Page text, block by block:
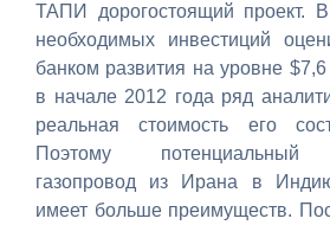
ТАПИ дорогостоящий проект.
необходимых инвестиций
банком развития на уровне
в начале 2012 года ряд
реальная стоимость его
Поэтому потенциальный
газопровод из Ирана в
имеет больше преимуществ.